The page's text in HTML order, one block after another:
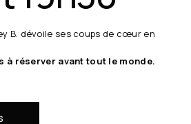
B. dévoile ses coups de cœur en
à réserver avant tout le monde.